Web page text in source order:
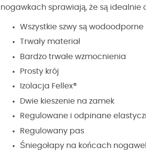
nogawkach sprawiają, że są
Wszystkie szwy są wodoodporne
Trwały materiał
Bardzo trwałe wzmocnienia
Prosty krój
Izolacja Fellex®
Dwie kieszenie na zamek
Regulowane i odpinane
Regulowany pas
Śniegołapy na końcach